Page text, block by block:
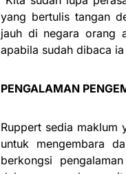
yang bertulis tangan
jauh di negara orang
apabila sudah dibaca
PENGALAMAN
Ruppert sedia maklum
untuk mengembara
berkongsi